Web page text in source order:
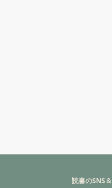
読書のSNS